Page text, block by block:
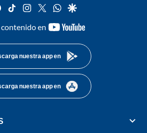
facebook
tiktok instagram
twitterwhatsapp
google
en
youtube-
nuestra app en
nuestra app en